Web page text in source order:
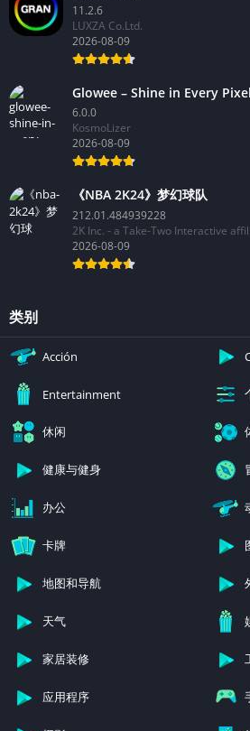
11.2.6
LUXZA Co.Ltd.
2026-08-09
Glowee – Shine in Every Pixel
6.0.0
KosmoLizer
2026-08-09
《NBA 2K24》梦幻球队
212.01.484939228
2K Inc. - a Take-Two Interactive
2026-08-09
类别
Acción
Entertainment
休闲
健康与健身
办公
卡牌
地图和导航
天气
家居装修
应用程序